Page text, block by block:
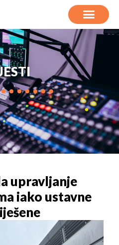
upravljanje
iako ustavne